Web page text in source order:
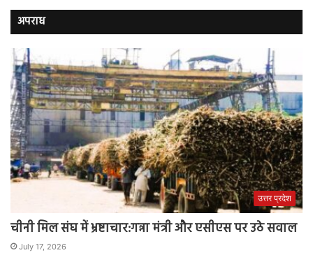
अपराध
उत्तर प्रदेश
चीनी मिल संघ में भ्रष्टाचार:गन्ना मंत्री और एसीएस पर उठे सवाल
July 17, 2026